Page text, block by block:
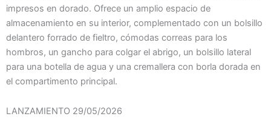
impresos en dorado. Ofrece un amplio espacio de
almacenamiento en su interior, complementado con un bolsillo
delantero forrado de fieltro, cómodas correas para los
hombros, un gancho para colgar el abrigo, un bolsillo lateral
para una botella de agua y una cremallera con borla dorada en
el compartimento principal.
LANZAMIENTO 29/05/2026